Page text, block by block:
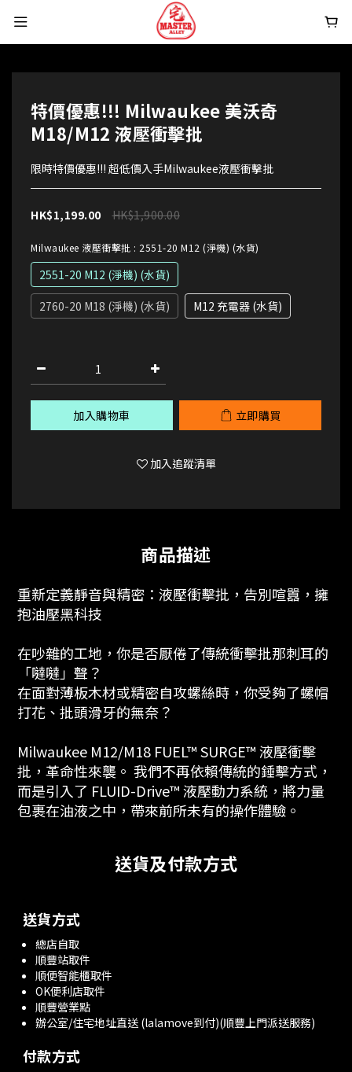
特價優惠!!! Milwaukee 美沃奇
M18/M12 液壓衝擊批
限時特價優惠!!! 超低價入手Milwaukee液壓衝擊批
HK$1,900.00
HK$1,199.00
Milwaukee 液壓衝擊批 : 2551-20 M12 (淨機) (水貨)
2551-20 M12 (淨機) (水貨)
2760-20 M18 (淨機) (水貨)
M12 充電器 (水貨)
加入購物車 立即購買
加入追蹤清單
商品描述
重新定義靜音與精密：液壓衝擊批，告別喧囂，擁
抱油壓黑科技
在吵雜的工地，你是否厭倦了傳統衝擊批那刺耳的
「噠噠」聲？
在面對薄板木材或精密自攻螺絲時，你受夠了螺帽
打花、批頭滑牙的無奈？
Milwaukee M12/M18 FUEL™ SURGE™ 液壓衝擊
批，革命性來襲。 我們不再依賴傳統的錘擊方式，
而是引入了 FLUID-Drive™ 液壓動力系統，將力量
包裹在油液之中，帶來前所未有的操作體驗。
送貨及付款方式
送貨方式
總店自取
順豐站取件
順便智能櫃取件
OK便利店取件
順豐營業點
辦公室/住宅地址直送 (lalamove到付)(順豐上門派送服務)
付款方式